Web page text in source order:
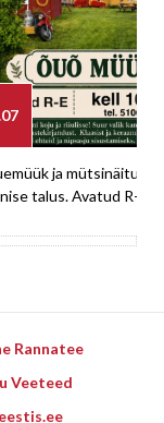
ja mütsinäitus
talus. Avatud R-E
Rannatee
Veeteed